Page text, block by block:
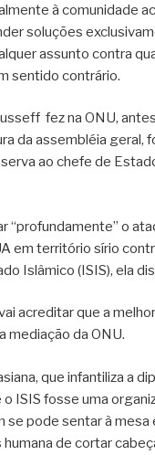
à comunidade
soluções
assunto contra
sentido contrário.
fez na ONU,
da assembléia geral,
ao chefe de
“profundamente” o
em território sírio
Islâmico (ISIS), ela
acreditar que a
mediação da ONU.
que infantiliza a
ISIS fosse uma
se pode sentar à mesa
de cortar